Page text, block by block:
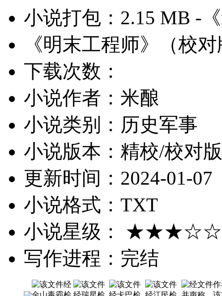
小说打包：2.15 MB -
《明末工程师》（校
下载次数：
小说作者：米酿
小说类别：历史军事
小说版本： 精校/校对版
更新时间：2024-01-07
小说格式：TXT
小说星级： ★★★☆☆
写作进程： 完结